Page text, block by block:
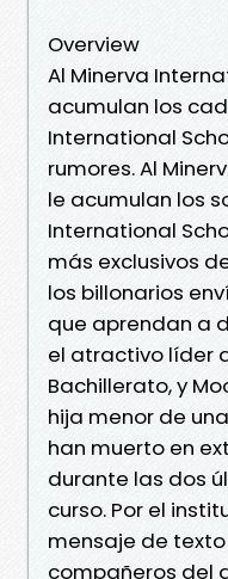
Overview
Al Minerva
acumulan los
International
rumores. Al
le acumulan los
International
más exclusivos
los billonarios
que aprendan a
el atractivo líder
Bachillerato, y
hija menor de
han muerto en
durante las dos
curso. Por el
mensaje de
compañeros del